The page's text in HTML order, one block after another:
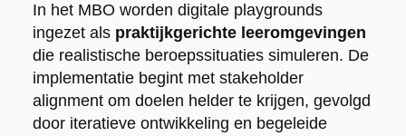
In het MBO worden digitale playgrounds
ingezet als praktijkgerichte leeromgevingen
die realistische beroepssituaties simuleren. De
implementatie begint met stakeholder
alignment om doelen helder te krijgen, gevolgd
door iteratieve ontwikkeling en begeleide